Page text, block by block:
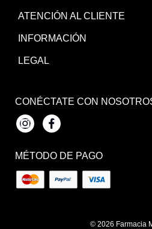
ATENCIÓN AL CLIENTE
INFORMACIÓN
LEGAL
CONÉCTATE CON
InstagramFacebook
MÉTODO DE PAGO
© 2026 Farmacia